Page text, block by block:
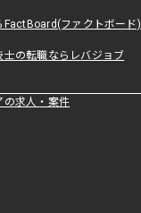
FactBoard(ファクトボード)
士の転職ならレバジョブ
の求人・案件